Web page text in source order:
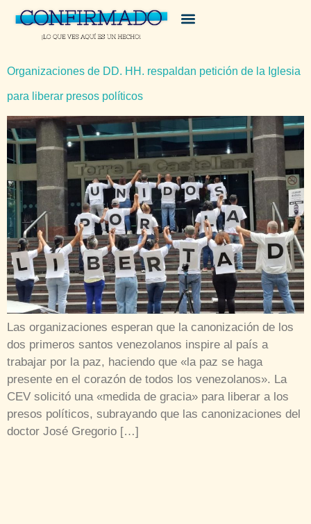
Organizaciones de DD. HH. respaldan petición de la Iglesia
para liberar presos políticos
Las organizaciones esperan que la canonización de los
dos primeros santos venezolanos inspire al país a
trabajar por la paz, haciendo que «la paz se haga
presente en el corazón de todos los venezolanos». La
CEV solicitó una «medida de gracia» para liberar a los
presos políticos, subrayando que las canonizaciones del
doctor José Gregorio […]